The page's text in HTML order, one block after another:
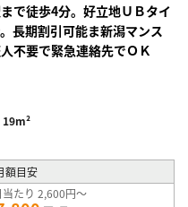
で徒歩4分。好立地ＵＢタイ
長期割引可能ま新潟マンス
不要で緊急連絡先でＯＫ
19m²
額目安
当たり 2,600円～